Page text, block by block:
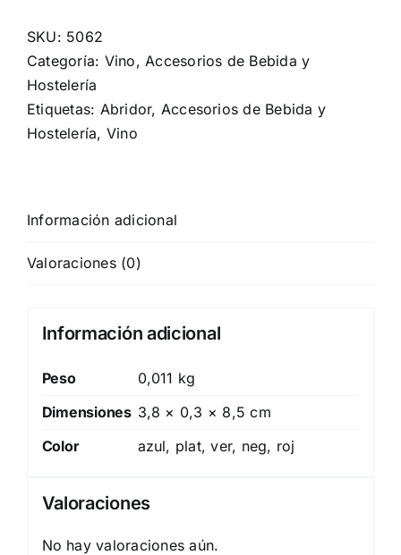
SKU: 5062
Categoría: Vino, Accesorios de Bebida y
Hostelería
Etiquetas: Abridor, Accesorios de Bebida y
Hostelería, Vino
Información adicional
Valoraciones (0)
Información adicional
Peso
0,011 kg
Dimensiones 3,8 × 0,3 × 8,5 cm
Color
azul, plat, ver, neg, roj
Valoraciones
No hay valoraciones aún.